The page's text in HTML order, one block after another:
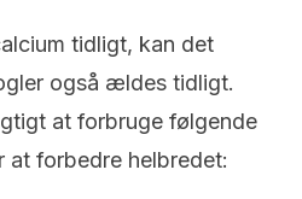
tidligt, kan det
også ældes tidligt.
at forbruge følgende
at forbedre helbredet: